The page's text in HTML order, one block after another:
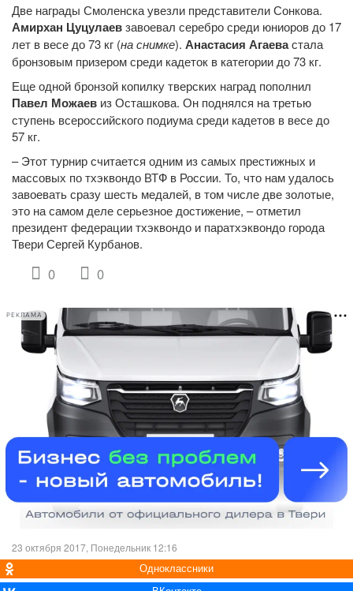
Две награды Смоленска увезли представители Сонкова.
Амирхан Цуцулаевзавоевал серебро среди юниоров до 17
лет в весе до 73 кг (на снимке). Анастасия Агаевастала
бронзовым призером среди кадеток в категории до 73 кг.
Еще одной бронзой копилку тверских наград пополнил
Павел Можаев из Осташкова. Он поднялся на третью
ступень всероссийского подиума среди кадетов в весе до
57 кг.
– Этот турнир считается одним из самых престижных и
массовых по тхэквондо ВТФ в России. То, что нам удалось
завоевать сразу шесть медалей, в том числе две золотые,
это на самом деле серьезное достижение, – отметил
президент федерации тхэквондо и паратхэквондо города
Твери Сергей Курбанов.
0 0
РЕКЛАМА
23 октября 2017, Понедельник 12:16
Одноклассники